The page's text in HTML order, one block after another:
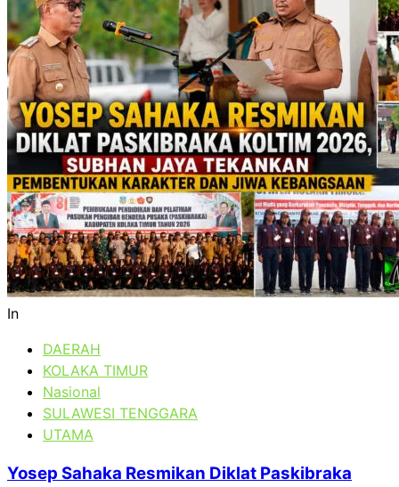
In
DAERAH
KOLAKA TIMUR
Nasional
SULAWESI TENGGARA
UTAMA
Yosep Sahaka Resmikan Diklat Paskibraka